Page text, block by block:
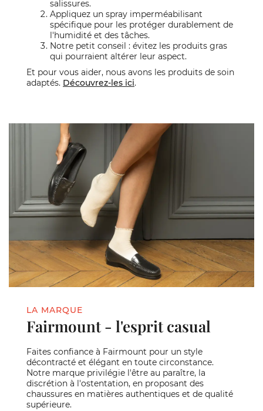
salissures.
Appliquez un spray imperméabilisant
spécifique pour les protéger durablement de
l'humidité et des tâches.
Notre petit conseil : évitez les produits gras
qui pourraient altérer leur aspect.
Et pour vous aider, nous avons les produits de soin
adaptés. Découvrez-les ici.
LA MARQUE
Fairmount - l'esprit casual
Faites confiance à Fairmount pour un style
décontracté et élégant en toute circonstance.
Notre marque privilégie l'être au paraître, la
discrétion à l'ostentation, en proposant des
chaussures en matières authentiques et de qualité
supérieure.